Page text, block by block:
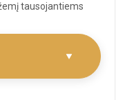
tausojantiems